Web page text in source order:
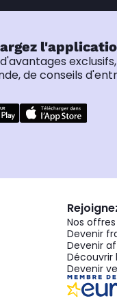
de conseils
Nos
Devenir
Devenir
Découvrir
Devenir